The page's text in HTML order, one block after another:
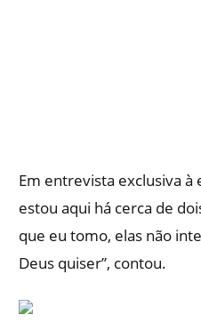
Em entrevista exclusiva à
estou aqui há cerca de
que eu tomo, elas não
Deus quiser”, contou.